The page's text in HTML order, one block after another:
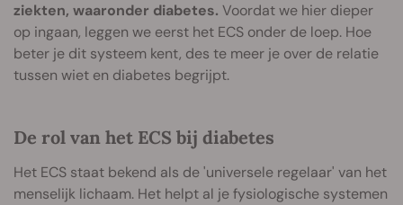
ziekten, waaronder diabetes. Voordat we hier dieper
op ingaan, leggen we eerst het ECS onder de loep. Hoe
beter je dit systeem kent, des te meer je over de relatie
tussen wiet en diabetes begrijpt.
De rol van het ECS bij diabetes
Het ECS staat bekend als de 'universele regelaar' van het
menselijk lichaam. Het helpt al je fysiologische systemen